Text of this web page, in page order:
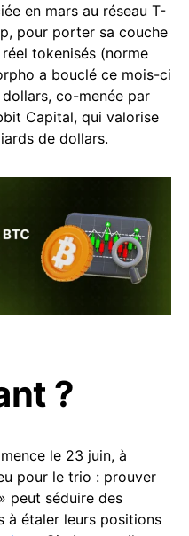
en mars au réseau T-
pour porter sa couche
tokenisés (norme
a bouclé ce mois-ci
co-menée par
Capital, qui valorise
de dollars.
?
le 23 juin, à
pour le trio : prouver
peut séduire des
à étaler leurs positions